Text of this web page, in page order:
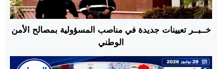
خــبــر تعيينات جديدة في مناصب المسؤولية بمصالح الأمن
الوطني